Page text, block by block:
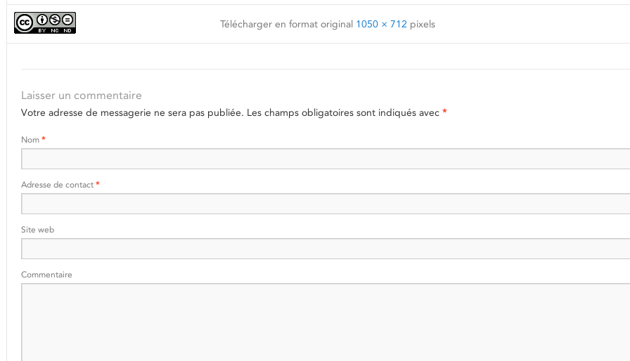
Télécharger en format original 1050 × 712 pixels
Laisser un commentaire
Votre adresse de messagerie ne sera pas publiée. Les champs obligatoires sont indiqués avec *
Nom *
Adresse de contact *
Site web
Commentaire